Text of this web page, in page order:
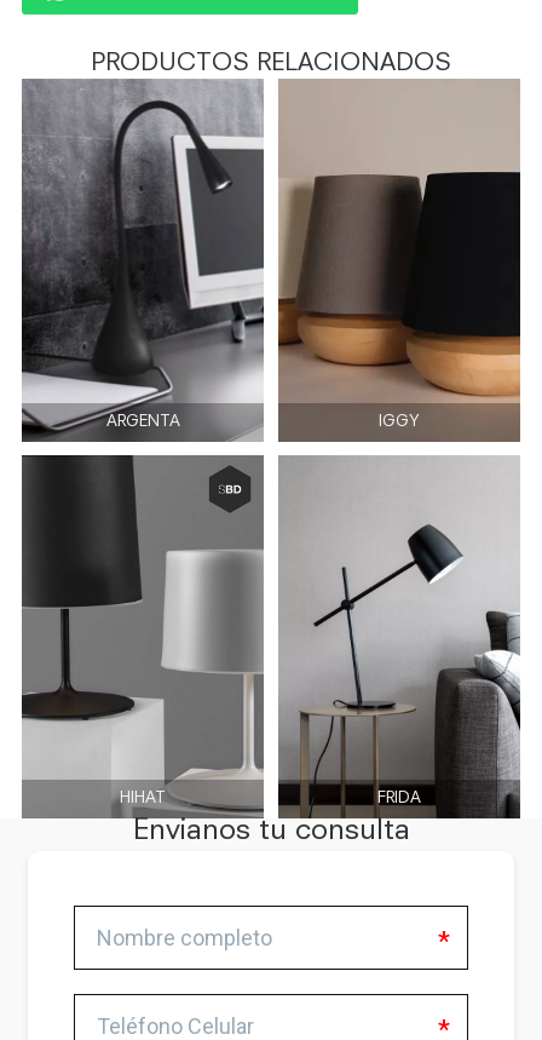
PRODUCTOS RELACIONADOS
ARGENTA IGGY
HIHAT FRIDA
Envianos tu consulta